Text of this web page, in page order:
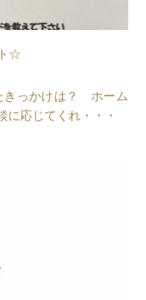
☆
きっかけは？ ホーム
に応じてくれ・・・